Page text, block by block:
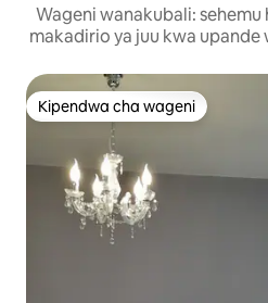
Wageni wanakubali:
makadirio ya juu kwa upande
Kipendwa cha wageni
Kipendwa cha wageni